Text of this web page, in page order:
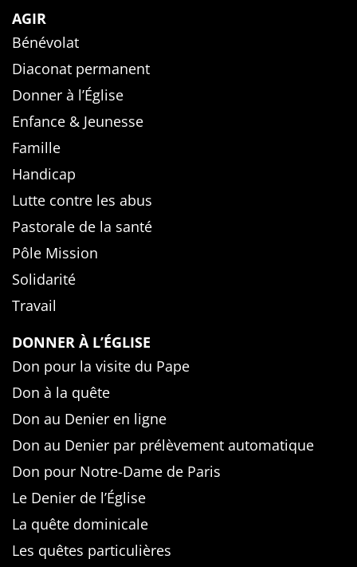
AGIR
Bénévolat
Diaconat permanent
Donner à l’Église
Enfance & Jeunesse
Famille
Handicap
Lutte contre les abus
Pastorale de la santé
Pôle Mission
Solidarité
Travail
DONNER À L’ÉGLISE
Don pour la visite du Pape
Don à la quête
Don au Denier en ligne
Don au Denier par prélèvement automatique
Don pour Notre-Dame de Paris
Le Denier de l’Église
La quête dominicale
Les quêtes particulières